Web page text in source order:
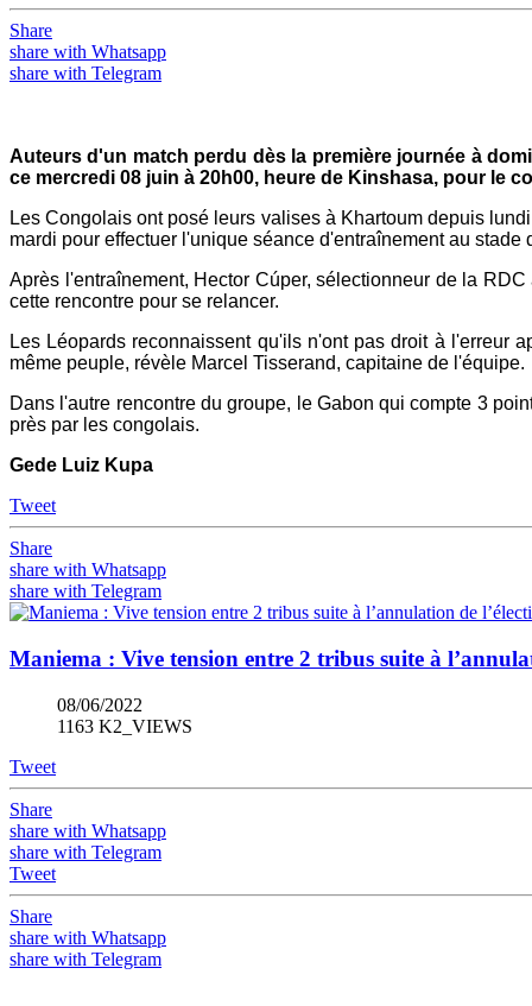
Share
share with Whatsapp
share with Telegram
Auteurs d'un match perdu dès la première journée à
ce mercredi 08 juin à 20h00, heure de Kinshasa, pour le
Les Congolais ont posé leurs valises à Khartoum depuis
mardi pour effectuer l'unique séance d'entraînement au stade
Après l'entraînement, Hector Cúper, sélectionneur de la
cette rencontre pour se relancer.
Les Léopards reconnaissent qu'ils n'ont pas droit à l'erreur
même peuple, révèle Marcel Tisserand, capitaine de l'équipe.
Dans l'autre rencontre du groupe, le Gabon qui compte 3
près par les congolais.
Gede Luiz Kupa
Tweet
Share
share with Whatsapp
share with Telegram
Maniema : Vive tension entre 2 tribus suite à
08/06/2022
1163 K2_VIEWS
Tweet
Share
share with Whatsapp
share with Telegram
Tweet
Share
share with Whatsapp
share with Telegram